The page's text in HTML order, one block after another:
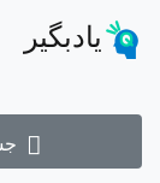
یادبگیر